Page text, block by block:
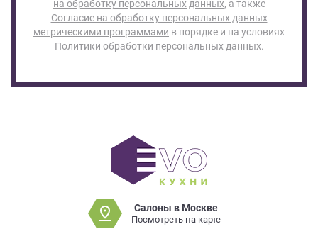
на обработку персональных данных, а также
Согласие на обработку персональных данных
метрическими программами в порядке и на условиях
Политики обработки персональных данных.
Салоны в Москве
Посмотреть на карте